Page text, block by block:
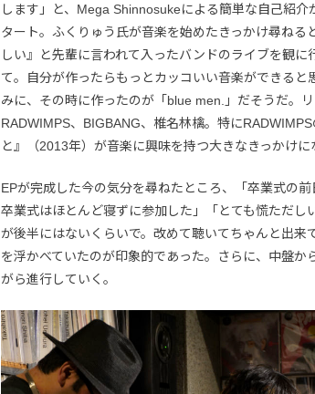
します」と、Mega Shinnosukeによる簡単な自己紹介
タート。ふくりゅう氏が音楽を始めたきっかけ尋ねる
しい』と先輩に言われて入ったバンドのライブを観に
て。自分が作ったらもっとカッコいい音楽ができると
みに、その時に作ったのが「blue men.」だそうだ。
RADWIMPS、BIGBANG、椎名林檎。特に
と』（2013年）が音楽に興味を持つ大きなきっかけに
EPが完成した今の気分を尋ねたところ、「卒業式の前
卒業式はほとんど寝ずに参加した」「とても慌ただし
が後半にはないくらいで。改めて聴いてちゃんと出来
を浮かべていたのが印象的であった。さらに、中盤か
がら進行していく。